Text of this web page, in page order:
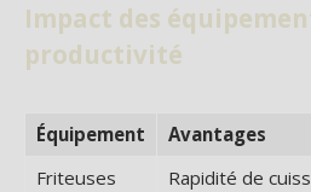
Impact des
productivité
Équipement Avantages
Friteuses
Rapidité de